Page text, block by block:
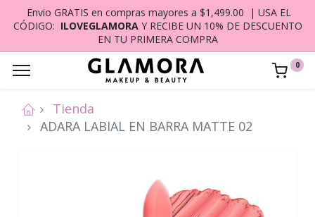
Envio GRATIS en compras mayores a $1,499.00 | USA EL
CÓDIGO: ILOVEGLAMORA Y RECIBE UN 10% DE DESCUENTO
EN TU PRIMERA COMPRA
0
Tienda
ADARA LABIAL EN BARRA MATTE 02